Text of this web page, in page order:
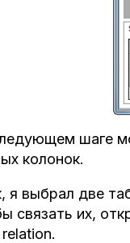
шаге
колонок.
я выбрал две
связать их,